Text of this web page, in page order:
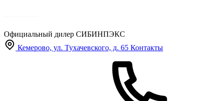
Официальный дилер СИБИНПЭКС
Кемерово, ул. Тухачевского, д. 65 Контакты